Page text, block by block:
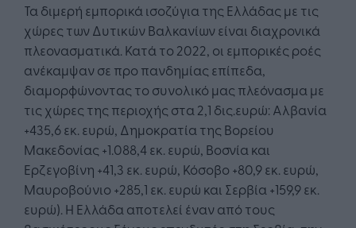
Τα διμερή εμπορικά ισοζύγια της Ελλάδας με τις
χώρες των Δυτικών Βαλκανίων είναι διαχρονικά
πλεονασματικά. Κατά το 2022, οι εμπορικές ροές
ανέκαμψαν σε προ πανδημίας επίπεδα,
διαμορφώνοντας το συνολικό μας πλεόνασμα με
τις χώρες της περιοχής στα 2,1 δις.ευρώ: Αλβανία
+435,6 εκ. ευρώ, Δημοκρατία της Βορείου
Μακεδονίας +1.088,4 εκ. ευρώ, Βοσνία και
Ερζεγοβίνη +41,3 εκ. ευρώ, Κόσοβο +80,9 εκ. ευρώ,
Μαυροβούνιο +285,1 εκ. ευρώ και Σερβία +159,9 εκ.
ευρώ). Η Ελλάδα αποτελεί έναν από τους